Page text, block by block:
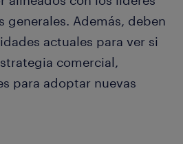
generales. Además, deben
actuales para ver si
comercial,
para adoptar nuevas